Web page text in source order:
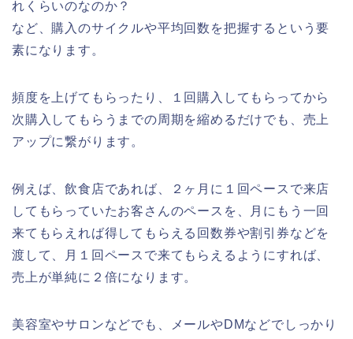
れくらいのなのか？
など、購入のサイクルや平均回数を把握するという要
素になります。
頻度を上げてもらったり、１回購入してもらってから
次購入してもらうまでの周期を縮めるだけでも、売上
アップに繋がります。
例えば、飲食店であれば、２ヶ月に１回ペースで来店
してもらっていたお客さんのペースを、月にもう一回
来てもらえれば得してもらえる回数券や割引券などを
渡して、月１回ペースで来てもらえるようにすれば、
売上が単純に２倍になります。
美容室やサロンなどでも、メールやDMなどでしっかり